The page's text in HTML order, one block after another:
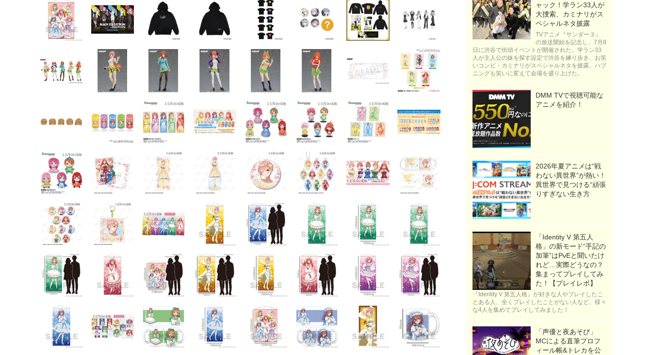
ャック！学ラン33人が
大捜索、カミナリがス
ペシャルネタ披露
TVアニメ『サンダー３』
の放送開始を記念し、7月8
日に渋谷で街頭イベントが開催された。学ラン33
人が主人公の妹を探す設定で渋谷を練り歩き、お笑
いコンビ・カミナリがスペシャルネタを披露。ハプ
ニングも笑いに変えて会場を盛り上げた。
DMM TVで視聴可能な
アニメを紹介！
2026年夏アニメは“戦
わない異世界”が熱い！
異世界で見つける“頑張
りすぎない生き方
「Identity V 第五人
格」の新モード“手記の
加筆”はPvEと聞いたけ
れど…実際どうなの？
集まってプレイしてみ
た！【プレイレポ】
『Identity V 第五人格』が好きな人やプレイしたこ
とある人、全くプレイしたことがない人など、様々
な4人を集めてプレイしてみました！
「声優と夜あそび」
MCによる直筆プロフ
ィール帳&トレカを公